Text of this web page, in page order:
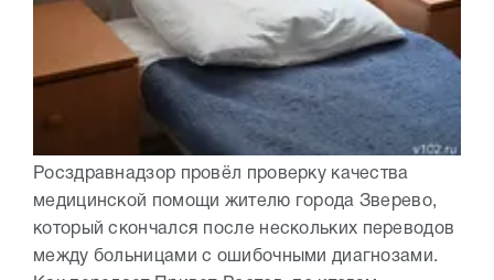
Росздравнадзор провёл проверку качества
медицинской помощи жителю города Зверево,
который скончался после нескольких переводов
между больницами с ошибочными диагнозами.